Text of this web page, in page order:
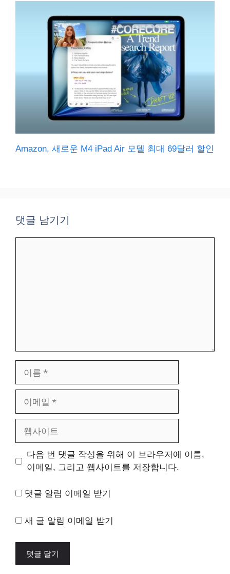
Amazon, 새로운 M4 iPad Air 모델 최대 69달러 할인
댓글 남기기
일
트
다음 번 댓글 작성을 위해 이 브라우저에 이름,
이메일, 그리고 웹사이트를 저장합니다.
댓글 알림 이메일 받기
새 글 알림 이메일 받기